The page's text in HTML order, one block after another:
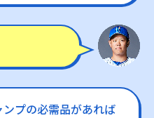
プの必需品があれば